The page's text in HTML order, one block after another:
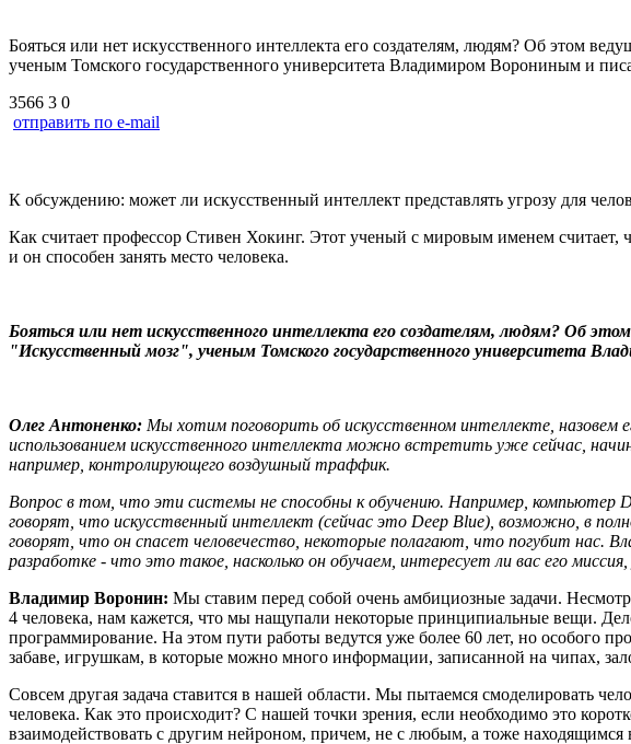
Бояться или нет искусственного интеллекта его создателям, людям? Об этом
ученым Томского государственного университета Владимиром Ворониным и
3566 3 0
отправить по e-mail
К обсуждению: может ли искусственный интеллект представлять угрозу для
Как считает профессор Стивен Хокинг. Этот ученый с мировым именем
и он способен занять место человека.
Бояться или нет искусственного интеллекта его создателям, людям? Об
"Искусственный мозг", ученым Томского государственного университета
Олег Антоненко: Мы хотим поговорить об искусственном интеллекте,
использованием искусственного интеллекта можно встретить уже сейчас,
например, контролирующего воздушный траффик.
Вопрос в том, что эти системы не способны к обучению. Например,
говорят, что искусственный интеллект (сейчас это Deep Blue), возможно, в
говорят, что он спасет человечество, некоторые полагают, что погубит нас.
разработке - что это такое, насколько он обучаем, интересует ли вас его
Владимир Воронин: Мы ставим перед собой очень амбициозные задачи.
4 человека, нам кажется, что мы нащупали некоторые принципиальные вещи.
программирование. На этом пути работы ведутся уже более 60 лет, но особого
забаве, игрушкам, в которые можно много информации, записанной на чипах,
Совсем другая задача ставится в нашей области. Мы пытаемся смоделировать
человека. Как это происходит? С нашей точки зрения, если необходимо это
взаимодействовать с другим нейроном, причем, не с любым, а тоже находящимся